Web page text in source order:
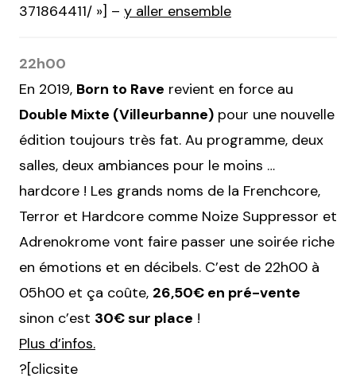
371864411/ »] – y aller ensemble
22h00
En 2019, Born to Rave revient en force au
Double Mixte (Villeurbanne) pour une nouvelle
édition toujours très fat. Au programme, deux
salles, deux ambiances pour le moins …
hardcore ! Les grands noms de la Frenchcore,
Terror et Hardcore comme Noize Suppressor et
Adrenokrome vont faire passer une soirée riche
en émotions et en décibels. C’est de 22h00 à
05h00 et ça coûte, 26,50€ en pré-vente
sinon c’est 30€ sur place !
Plus d’infos.
?[clicsite